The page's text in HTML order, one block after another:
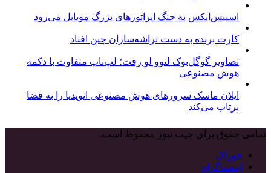
اسپیس‌ایکس به جنگ اپراتورهای بزرگ موبایل می‌رود
کارت برنده به دست تراشه‌سازان چین افتاد
تصاویر گوگل‌بوک لنوو لو رفت؛ لپ‌تاپ متفاوت با دکمه
هوش مصنوعی
ایلان ماسک سرورهای هوش مصنوعی انویدیا را به فضا
پرتاب می‌کند
تمامی حقوق برای جیب نیوز محفوظ است.
خوراک
اینستاگرام